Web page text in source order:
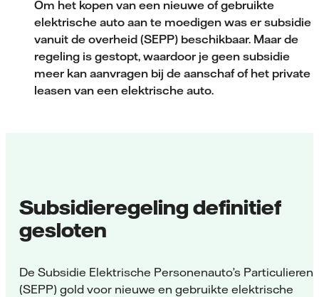
Om het kopen van een nieuwe of gebruikte
elektrische auto aan te moedigen was er subsidie
vanuit de overheid (SEPP) beschikbaar. Maar de
regeling is gestopt, waardoor je geen subsidie
meer kan aanvragen bij de aanschaf of het private
leasen van een elektrische auto.
Subsidieregeling definitief
gesloten
De Subsidie Elektrische Personenauto’s Particulieren
(SEPP) gold voor nieuwe en gebruikte elektrische